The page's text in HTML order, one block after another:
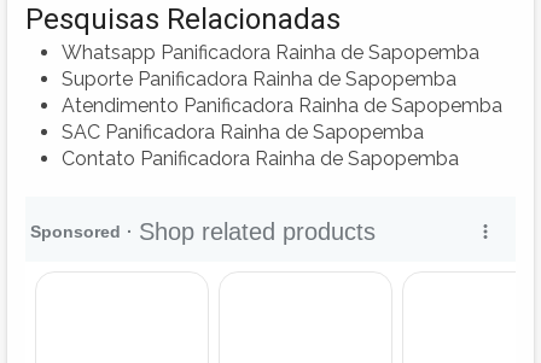
Pesquisas Relacionadas
Whatsapp Panificadora Rainha de Sapopemba
Suporte Panificadora Rainha de Sapopemba
Atendimento Panificadora Rainha de Sapopemba
SAC Panificadora Rainha de Sapopemba
Contato Panificadora Rainha de Sapopemba